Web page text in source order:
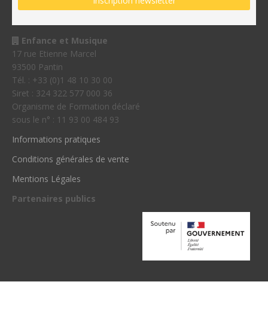
Enfance et Musique
17 rue Etienne Marcel
93500 Pantin
Tél. : +33 (0)1 48 10 30 00
Siret : 324 322 577 000 36
Organisme de Formation déclaré
sous le n° : 11 93 00 484 93
Informations pratiques
Conditions générales de vente
Mentions Légales
Partenaires publics